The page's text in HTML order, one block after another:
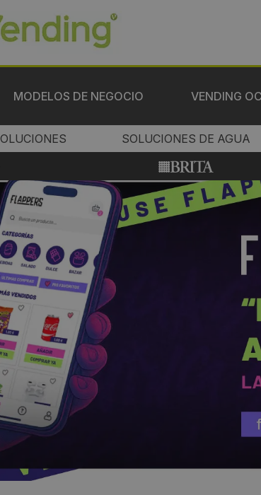
MODELOS DE NEGOCIO VENDING
SOLUCIONES DE AGUA